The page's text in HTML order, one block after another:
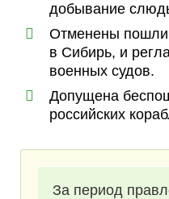
добывание
Отменены
в Сибирь, и
военных судов.
Допущена
российских
За период